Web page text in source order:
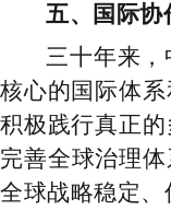
五、国际协
三十年来
核心的国际体
积极践行真正
完善全球治理
全球战略稳定